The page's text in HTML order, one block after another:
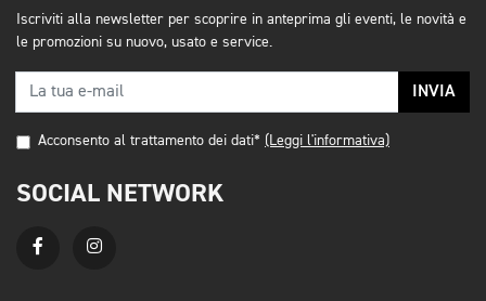
Iscriviti alla newsletter per scoprire in anteprima gli eventi, le novità e
le promozioni su nuovo, usato e service.
INVIA
Acconsento al trattamento dei dati* (Leggi l'informativa)
SOCIAL NETWORK